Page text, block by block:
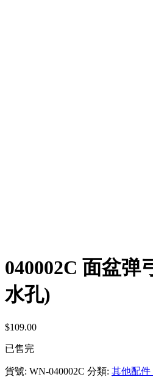
040002C 面盆弹
水孔)
$109.00
已售完
貨號: WN-040002C 分類: 其他配件